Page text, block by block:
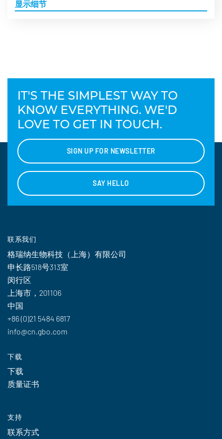
显示细节
IT'S THE SIMPLEST WAY TO
KNOW EVERYTHING. WE'D
LOVE TO GET IN TOUCH.
SIGN UP FOR NEWSLETTER
SAY HELLO
联系我们
格瑞纳生物科技（上海）有限公司
申长路518号313室
闵行区
上海市，201106
中国
+86 (0)21 5484 6817
info@cn.gbo.com
下载
下载
质量证书
支持
联系方式